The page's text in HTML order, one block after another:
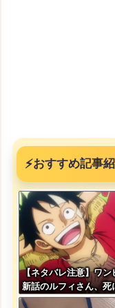
⚡おすすめ記事
【ネタバレ注意】ワン
新話のルフィさん、死
助けてもらったジジイ